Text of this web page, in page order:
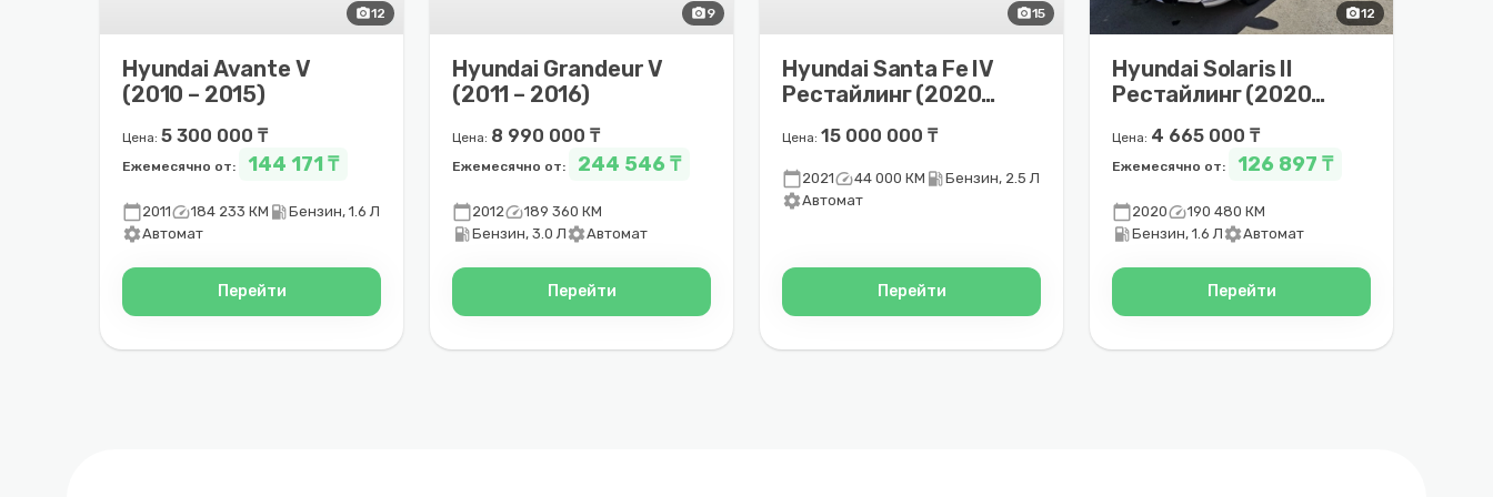
photo_camera12
Hyundai Avante V
(2010 – 2015)
Цена: 5 300 000 ₸
Ежемесячно от: 144 171 ₸
calendar_today2011speed184 233 КМ local_gas_stationБензин, 1.6 Л
settingsАвтомат
Перейти
photo_camera9
Hyundai Grandeur V
(2011 – 2016)
Цена: 8 990 000 ₸
Ежемесячно от: 244 546 ₸
calendar_today2012speed189 360 КМ
local_gas_stationБензин, 3.0 Л settingsАвтомат
Перейти
photo_camera15
Hyundai Santa Fe IV
Рестайлинг (2020 –
Цена: 15 000 000 ₸
calendar_today2021speed44 000 КМ local_gas_stationБензин, 2.5 Л
settingsАвтомат
Перейти
photo_camera12
Hyundai Solaris II
Рестайлинг (2020 –
Цена: 4 665 000 ₸
Ежемесячно от: 126 897 ₸
calendar_today2020speed190 480 КМ
local_gas_stationБензин, 1.6 Л settingsАвтомат
Перейти